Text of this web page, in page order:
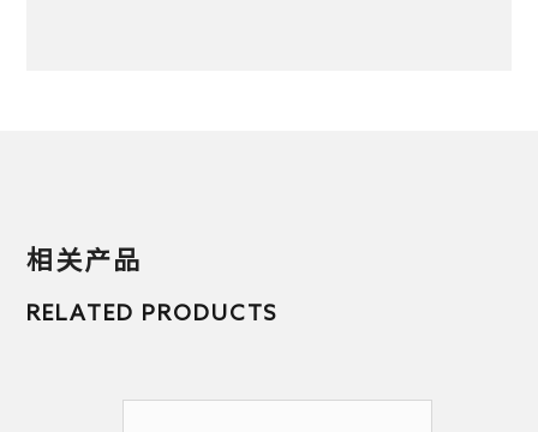
相关产品
RELATED PRODUCTS